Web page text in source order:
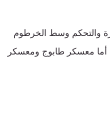
والتحكم وسط الخرطوم
أما معسكر طابوج ومعسكر